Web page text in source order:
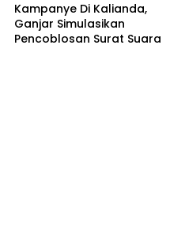
Kampanye Di Kalianda,
Ganjar Simulasikan
Pencoblosan Surat Suara